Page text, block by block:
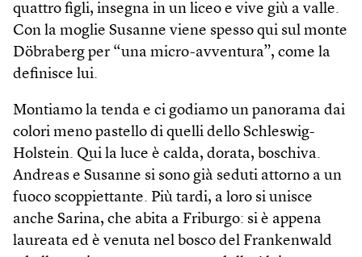
quattro figli, insegna in un liceo e vive giù a valle.
Con la moglie Susanne viene spesso qui sul monte
Döbraberg per “una micro-avventura”, come la
definisce lui.
Montiamo la tenda e ci godiamo un panorama dai
colori meno pastello di quelli dello Schleswig-
Holstein. Qui la luce è calda, dorata, boschiva.
Andreas e Susanne si sono già seduti attorno a un
fuoco scoppiettante. Più tardi, a loro si unisce
anche Sarina, che abita a Friburgo: si è appena
laureata ed è venuta nel bosco del Frankenwald